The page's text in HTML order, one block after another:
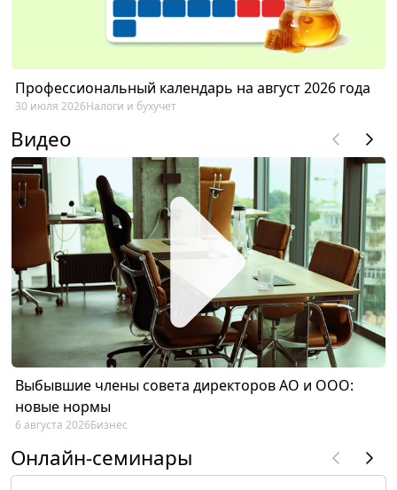
Профессиональный календарь на август 2026 года
30 июля 2026Налоги и бухучет
Видео
Выбывшие члены совета директоров АО и ООО:
новые нормы
6 августа 2026Бизнес
Онлайн-семинары